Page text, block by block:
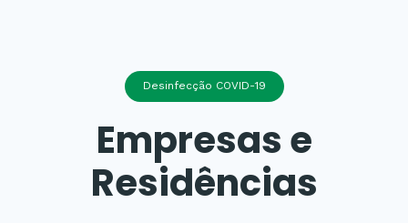
Desinfecção COVID-19
Empresas e
Residências